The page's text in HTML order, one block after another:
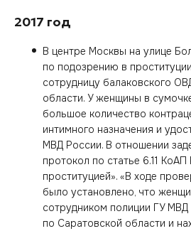
2017 год
В центре Москвы на улице
по подозрению в
сотрудницу балаковского
области. У женщины в
большое количество
интимного назначения и
МВД России. В отношении
протокол по статье 6.11
проституцией». «В ходе
было уста­­новлено, что
сотрудник­ом полиции ГУ МВД
по Саратовской области и